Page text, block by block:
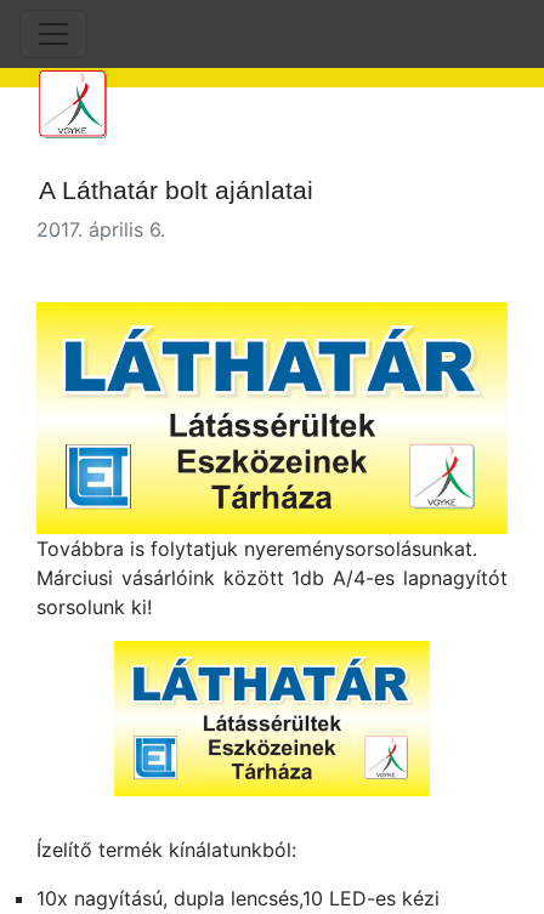
A Láthatár bolt ajánlatai
2017. április 6.
Továbbra is folytatjuk nyereménysorsolásunkat.
Márciusi vásárlóink között 1db A/4-es lapnagyítót
sorsolunk ki!
Ízelítő termék kínálatunkból:
10x nagyítású, dupla lencsés,10 LED-es kézi